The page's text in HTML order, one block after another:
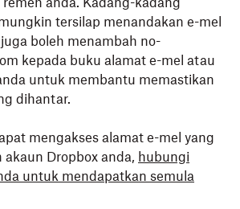
tersilap menandakan e-mel
boleh menambah no-
kepada buku alamat e-mel atau
untuk membantu memastikan
dihantar.
mengakses alamat e-mel yang
Dropbox anda, hubungi
untuk mendapatkan semula